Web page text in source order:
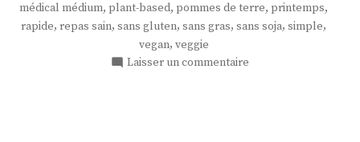
terre
cébettes
médical médium, plant-based, pommes de terre, printemps,
rapide, repas sain, sans gluten, sans gras, sans soja, simple,
vegan, veggie
Laisser un commentaire